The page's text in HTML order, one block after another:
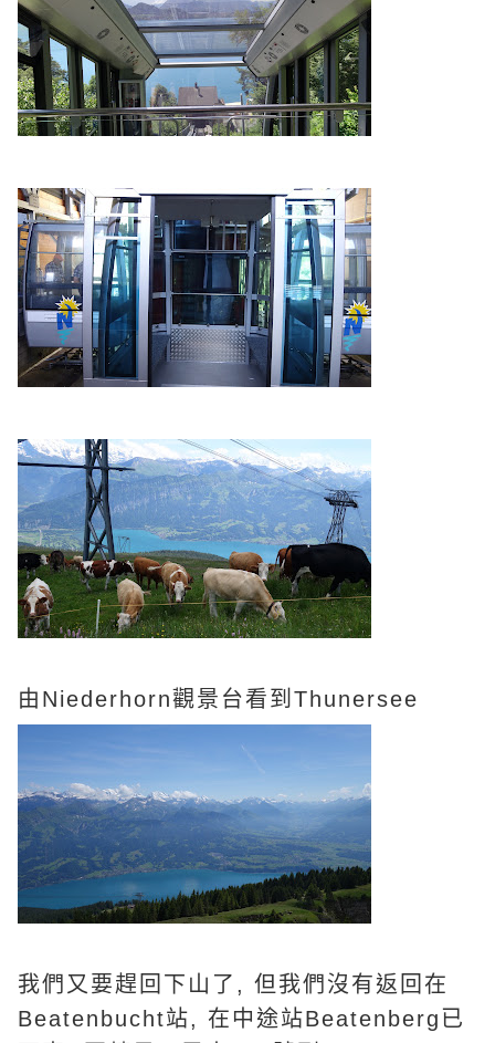
由Niederhorn觀景台看到Thunersee
我們又要趕回下山了, 但我們沒有返回在
Beatenbucht站, 在中途站Beatenberg已